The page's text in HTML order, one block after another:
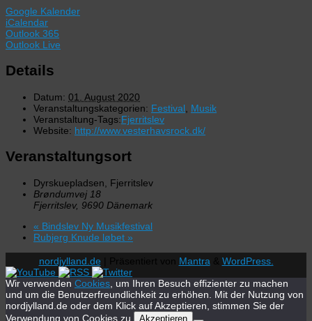
Google Kalender
iCalendar
Outlook 365
Outlook Live
Details
Datum: 01. August 2020
Veranstaltungskategorien: Festival
Musik
Veranstaltung-Tags:Fjerritslev
Website: http://www.vesterhavsrock.dk/
Veranstaltungsort
Dyrskuepladsen, Fjerritslev
Brøndumvej 18
Fjerritslev, 9690 Dänemark
« Bindslev Ny Musikfestival
Rubjerg Knude løbet »
nordjylland.de Mantra
WordPress.
Wir verwenden Cookies , um Ihren Besuch effizienter zu machen
und um die Benutzerfreundlichkeit zu erhöhen. Mit der Nutzung von
nordjylland.de oder dem Klick auf Akzeptieren, stimmen Sie der
Verwendung von Cookies zu.
Akzeptieren